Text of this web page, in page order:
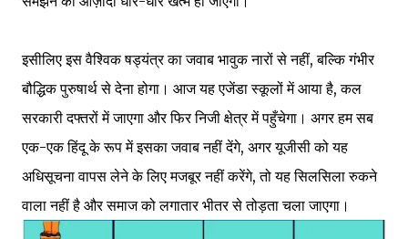
इसीलिए इस वैश्विक षड्यंत्र का जवाब भावुक नारों से नहीं, बल्कि गंभीर
बौद्धिक पुरुषार्थ से देना होगा। आज यह एजेंडा स्कूलों में आया है, कल
सरकारी दफ्तरों में जाएगा और फिर निजी क्षेत्र में पहुँचेगा। अगर हम सब
एक-एक हिंदू के रूप में इसका जवाब नहीं देंगे, अगर यूजीसी को यह
अधिसूचना वापस लेने के लिए मजबूर नहीं करेंगे, तो यह सिलसिला रुकने
वाला नहीं है और समाज को लगातार भीतर से तोड़ता चला जाएगा।